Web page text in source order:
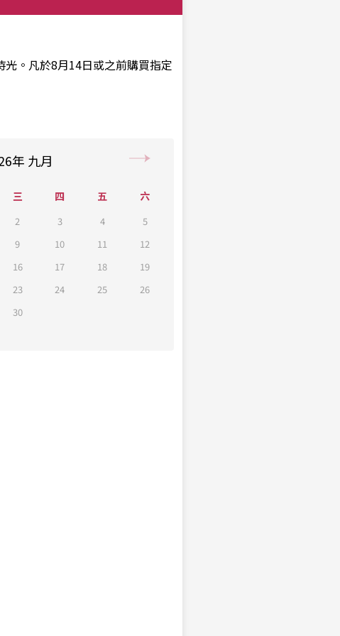
。凡於8月14日或之前購買指定
年 九月
三 四 五 六
2 3 4
5
9 10 11
12
16 17 18
19
23 24 25
26
30